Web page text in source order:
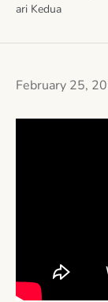
ari Kedua
February 25,